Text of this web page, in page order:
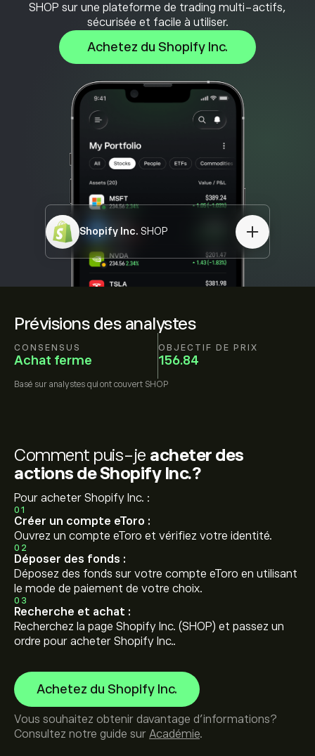
Prévisions des analystes
CONSENSUS
Achat ferme
OBJECTIF DE PRIX
156.84
Basé sur analystes qui ont couvert SHOP
SHOP sur une plateforme de trading multi-actifs,
sécurisée et facile à utiliser.
Achetez du Shopify Inc.
Shopify Inc. SHOP
Comment puis-je acheter des
actions de Shopify Inc.?
Pour acheter Shopify Inc. :
01
Créer un compte eToro :
Ouvrez un compte eToro et vérifiez votre identité.
02
Déposer des fonds :
Déposez des fonds sur votre compte eToro en utilisant
le mode de paiement de votre choix.
03
Recherche et achat :
Recherchez la page Shopify Inc. (SHOP) et passez un
ordre pour acheter Shopify Inc..
Achetez du Shopify Inc.
Vous souhaitez obtenir davantage d'informations?
Consultez notre guide sur Académie.